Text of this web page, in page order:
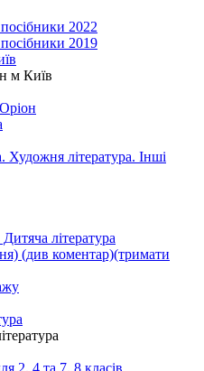
2022
2019
м Київ
Художня література. Інші
література
(див коментар)(тримати
2, 4 та 7, 8 класів